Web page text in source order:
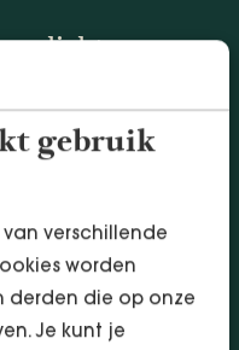
gebruik
verschillende
worden
derden die op onze
Je kunt je
om:
aan de
een bedrijfsarts of
van de
met de